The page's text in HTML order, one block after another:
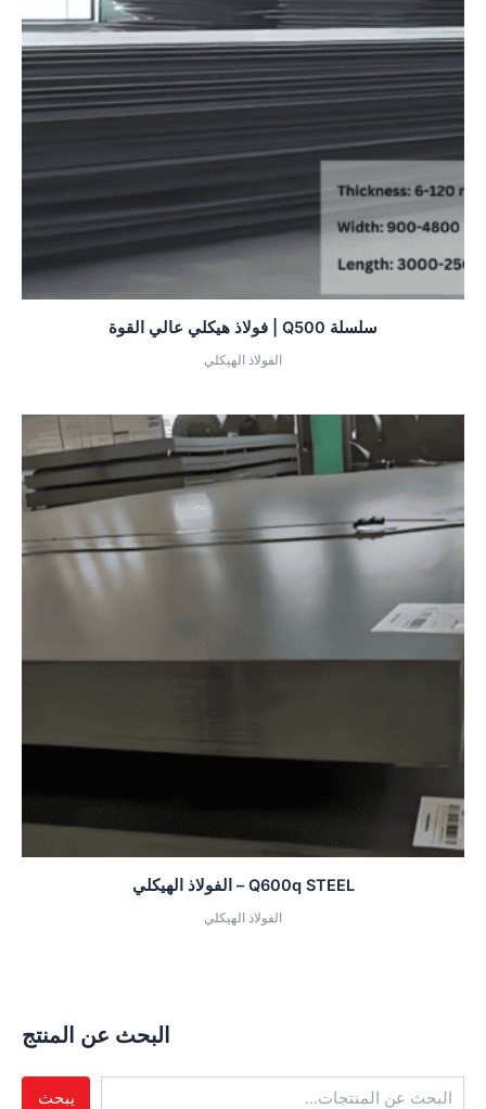
البحث عن المنتج
يبحث
سلسلة Q500 | فولاذ هيكلي عالي القوة
الفولاذ الهيكلي
Q600q STEEL – الفولاذ الهيكلي
الفولاذ الهيكلي